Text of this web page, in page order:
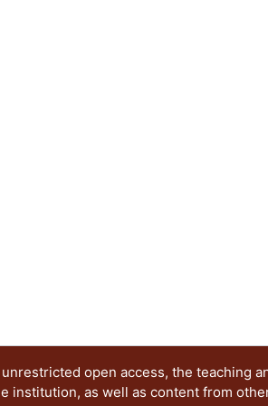
open access, the teaching
institution, as well as content from